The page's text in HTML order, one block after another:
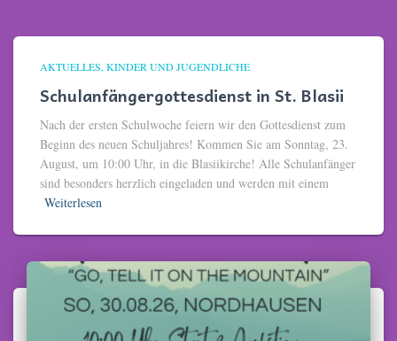
AKTUELLES KINDER UND JUGENDLICHE
Schulanfängergottesdienst in St. Blasii
Nach der ersten Schulwoche feiern wir den Gottesdienst zum
Beginn des neuen Schuljahres! Kommen Sie am Sonntag, 23.
August, um 10:00 Uhr, in die Blasiikirche! Alle Schulanfänger
sind besonders herzlich eingeladen und werden mit einem
Weiterlesen